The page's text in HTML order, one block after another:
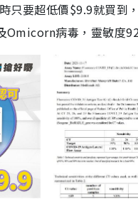
要超低價$9.9就買到
病毒，靈敏度